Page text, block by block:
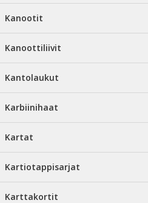
Kanootit
Kanoottiliivit
Kantolaukut
Karbiinihaat
Kartat
Kartiotappisarjat
Karttakortit